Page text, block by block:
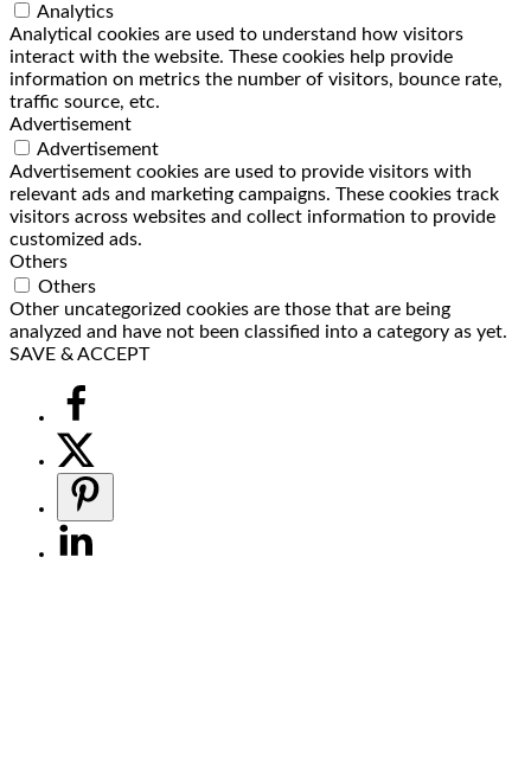
Analytics
Analytical cookies are used to understand how visitors
interact with the website. These cookies help provide
information on metrics the number of visitors, bounce rate,
traffic source, etc.
Advertisement
Advertisement
Advertisement cookies are used to provide visitors with
relevant ads and marketing campaigns. These cookies track
visitors across websites and collect information to provide
customized ads.
Others
Others
Other uncategorized cookies are those that are being
analyzed and have not been classified into a category as yet.
SAVE & ACCEPT